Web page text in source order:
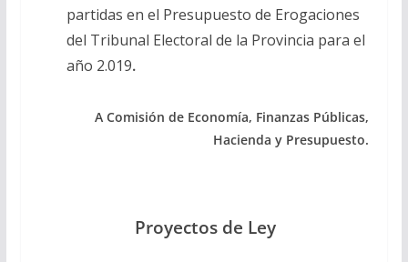
partidas en el Presupuesto de Erogaciones
del Tribunal Electoral de la Provincia para el
año 2.019.
A Comisión de Economía, Finanzas Públicas,
Hacienda y Presupuesto.
Proyectos de Ley